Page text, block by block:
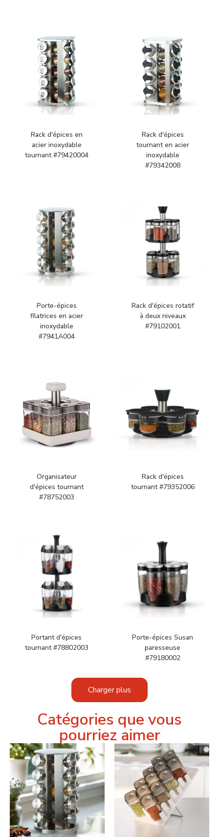
Rack d'épices en
acier inoxydable
tournant #79420004
Rack d'épices
tournant en acier
inoxydable
#79342008
Porte-épices
filatrices en acier
inoxydable
#7941A004
Rack d'épices rotatif
à deux niveaux
#79102001
Organisateur
d'épices tournant
#78752003
Rack d'épices
tournant #79352006
Portant d'épices
tournant #78802003
Porte-épices Susan
paresseuse
#79180002
Charger plus
Catégories que vous
pourriez aimer